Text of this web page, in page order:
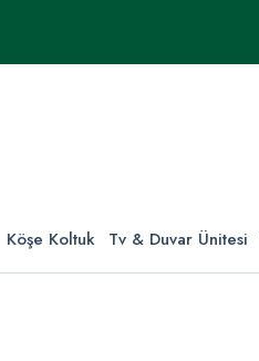
Köşe Koltuk Tv & Duvar Ünitesi